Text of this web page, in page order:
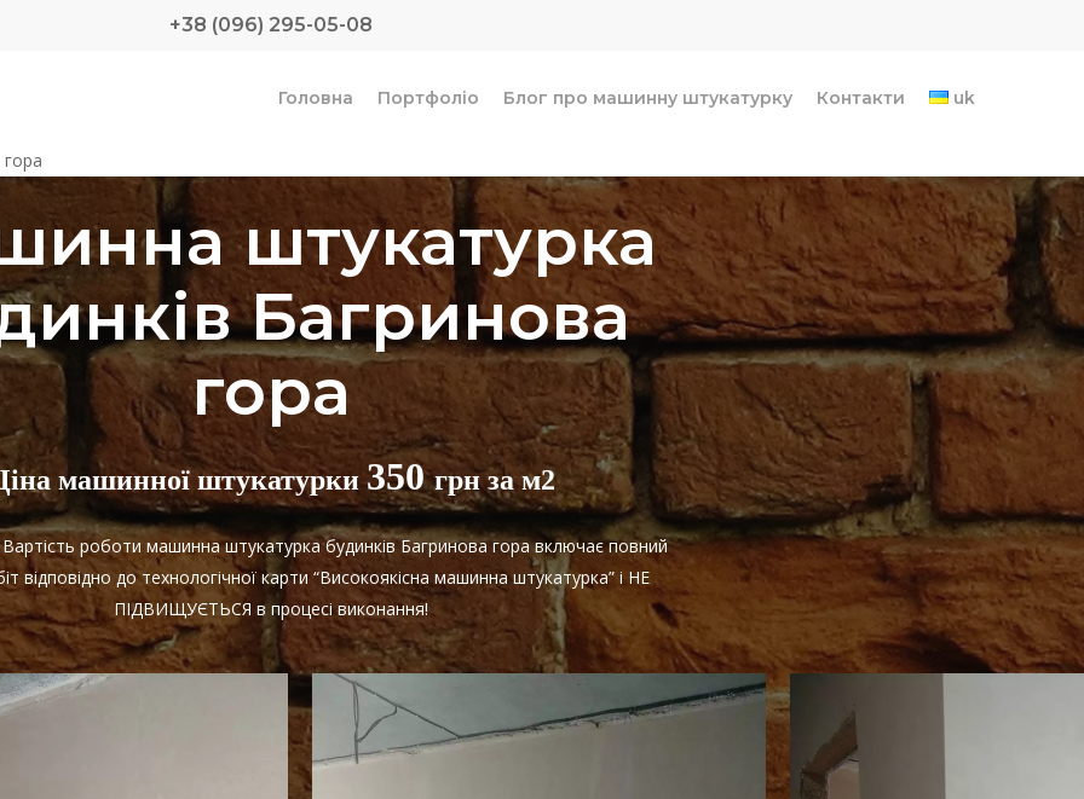
+38 (096) 295-05-08
Головна Портфоліо Блог про машинну штукатурку Контакти uk
штукатурка
Багринова
гора
машинної штукатурки350грн за м2
Вартість роботи машинна штукатурка будинків Багринова гора включає повний
відповідно до технологічної карти “Високоякісна машинна штукатурка” і НЕ
ПІДВИЩУЄТЬСЯ в процесі виконання!